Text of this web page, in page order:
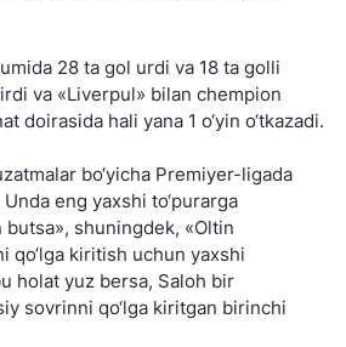
28 ta gol urdi va 18 ta golli
va «Liverpul» bilan chempion
doirasida hali yana 1 o‘yin o‘tkazadi.
bo‘yicha Premiyer-ligada
eng yaxshi to‘purarga
shuningdek, «Oltin
qo‘lga kiritish uchun yaxshi
holat yuz bersa, Saloh bir
sovrinni qo‘lga kiritgan birinchi